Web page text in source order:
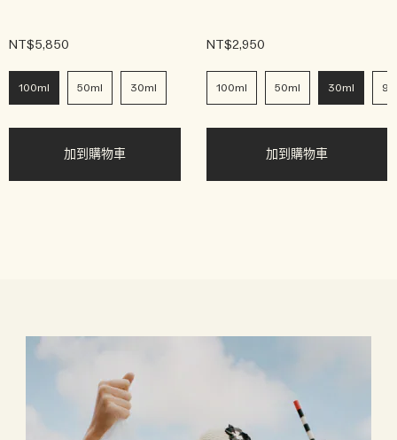
NT$5,850
100ml 50ml 30ml
加到購物車
NT$2,950
100ml 50ml 30ml
加到購物車